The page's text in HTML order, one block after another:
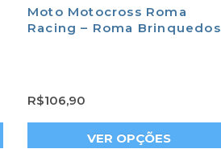
Moto Motocross Roma
Racing – Roma Brinquedos
R$106,90
VER OPÇÕES